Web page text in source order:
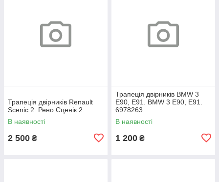
Трапеція двірників Renault
Scenic 2. Рено Сценік 2.
В наявності
2 500 ₴
Трапеція двірників BMW 3
E90, E91. BMW 3 Е90, Е91.
6978263.
В наявності
1 200 ₴